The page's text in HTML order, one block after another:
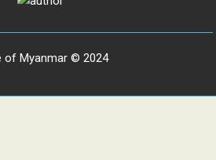
of Myanmar © 2024